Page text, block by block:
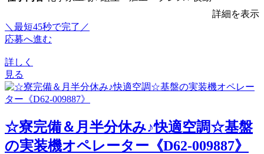
詳細を表示
＼最短45秒で完了／
応募へ進む
詳しく
見る
☆寮完備＆月半分休み♪快適空調☆基盤
の実装機オペレーター《D62-009887》